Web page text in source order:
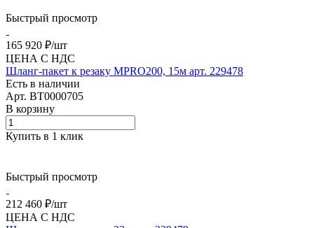
Быстрый просмотр
165 920 ₽/шт
ЦЕНА С НДС
Шланг-пакет к резаку MPRO200, 15м арт. 229478
Есть в наличии
Арт. BT0000705
В корзину
Купить в 1 клик
Быстрый просмотр
212 460 ₽/шт
ЦЕНА С НДС